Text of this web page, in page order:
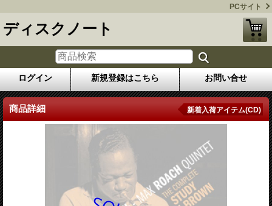
PCサイト
ディスクノート
ログイン 新規登録はこちら お問い合せ
商品詳細 新着入荷アイテム(CD)